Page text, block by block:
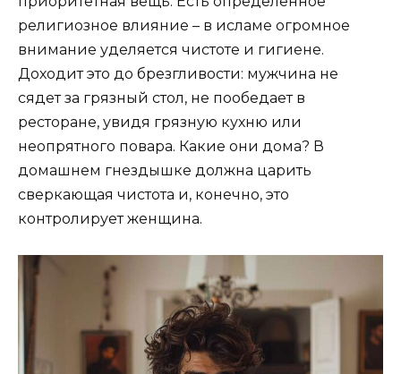
религиозное влияние – в исламе огромное
внимание уделяется чистоте и гигиене.
Доходит это до брезгливости: мужчина не
сядет за грязный стол, не пообедает в
ресторане, увидя грязную кухню или
неопрятного повара. Какие они дома? В
домашнем гнездышке должна царить
сверкающая чистота и, конечно, это
контролирует женщина.